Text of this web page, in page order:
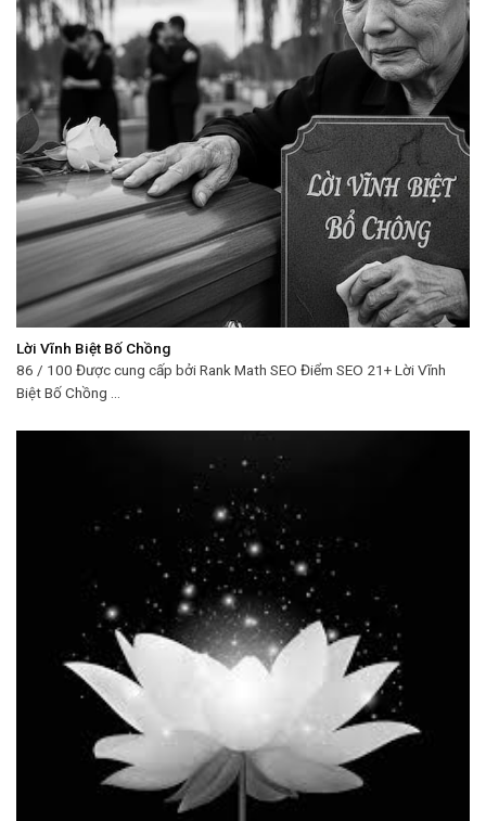
Lời Vĩnh Biệt Bố Chồng
86 / 100 Được cung cấp bởi Rank Math SEO Điểm SEO 21+ Lời Vĩnh
Biệt Bố Chồng ...